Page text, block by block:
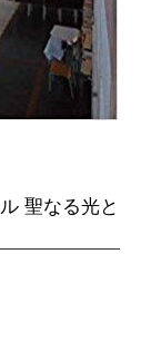
聖なる光と